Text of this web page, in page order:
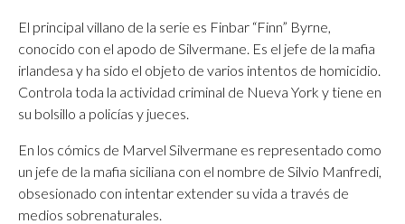
El principal villano de la serie es Finbar “Finn” Byrne,
conocido con el apodo de Silvermane. Es el jefe de la mafia
irlandesa y ha sido el objeto de varios intentos de homicidio.
Controla toda la actividad criminal de Nueva York y tiene en
su bolsillo a policías y jueces.
En los cómics de Marvel Silvermane es representado como
un jefe de la mafia siciliana con el nombre de Silvio Manfredi,
obsesionado con intentar extender su vida a través de
medios sobrenaturales.